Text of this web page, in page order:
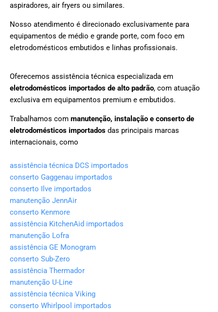
aspiradores, air fryers ou similares.
Nosso atendimento é direcionado exclusivamente para
equipamentos de médio e grande porte, com foco em
eletrodomésticos embutidos e linhas profissionais.
Oferecemos assistência técnica especializada em
eletrodomésticos importados de alto padrão, com atuação
exclusiva em equipamentos premium e embutidos.
Trabalhamos com manutenção, instalação e conserto de
eletrodomésticos importados das principais marcas
internacionais, como
assistência técnica DCS importados
conserto Gaggenau importados
conserto Ilve importados
manutenção JennAir
conserto Kenmore
assistência KitchenAid importados
manutenção Lofra
assistência GE Monogram
conserto Sub-Zero
assistência Thermador
manutenção U-Line
assistência técnica Viking
conserto Whirlpool importados